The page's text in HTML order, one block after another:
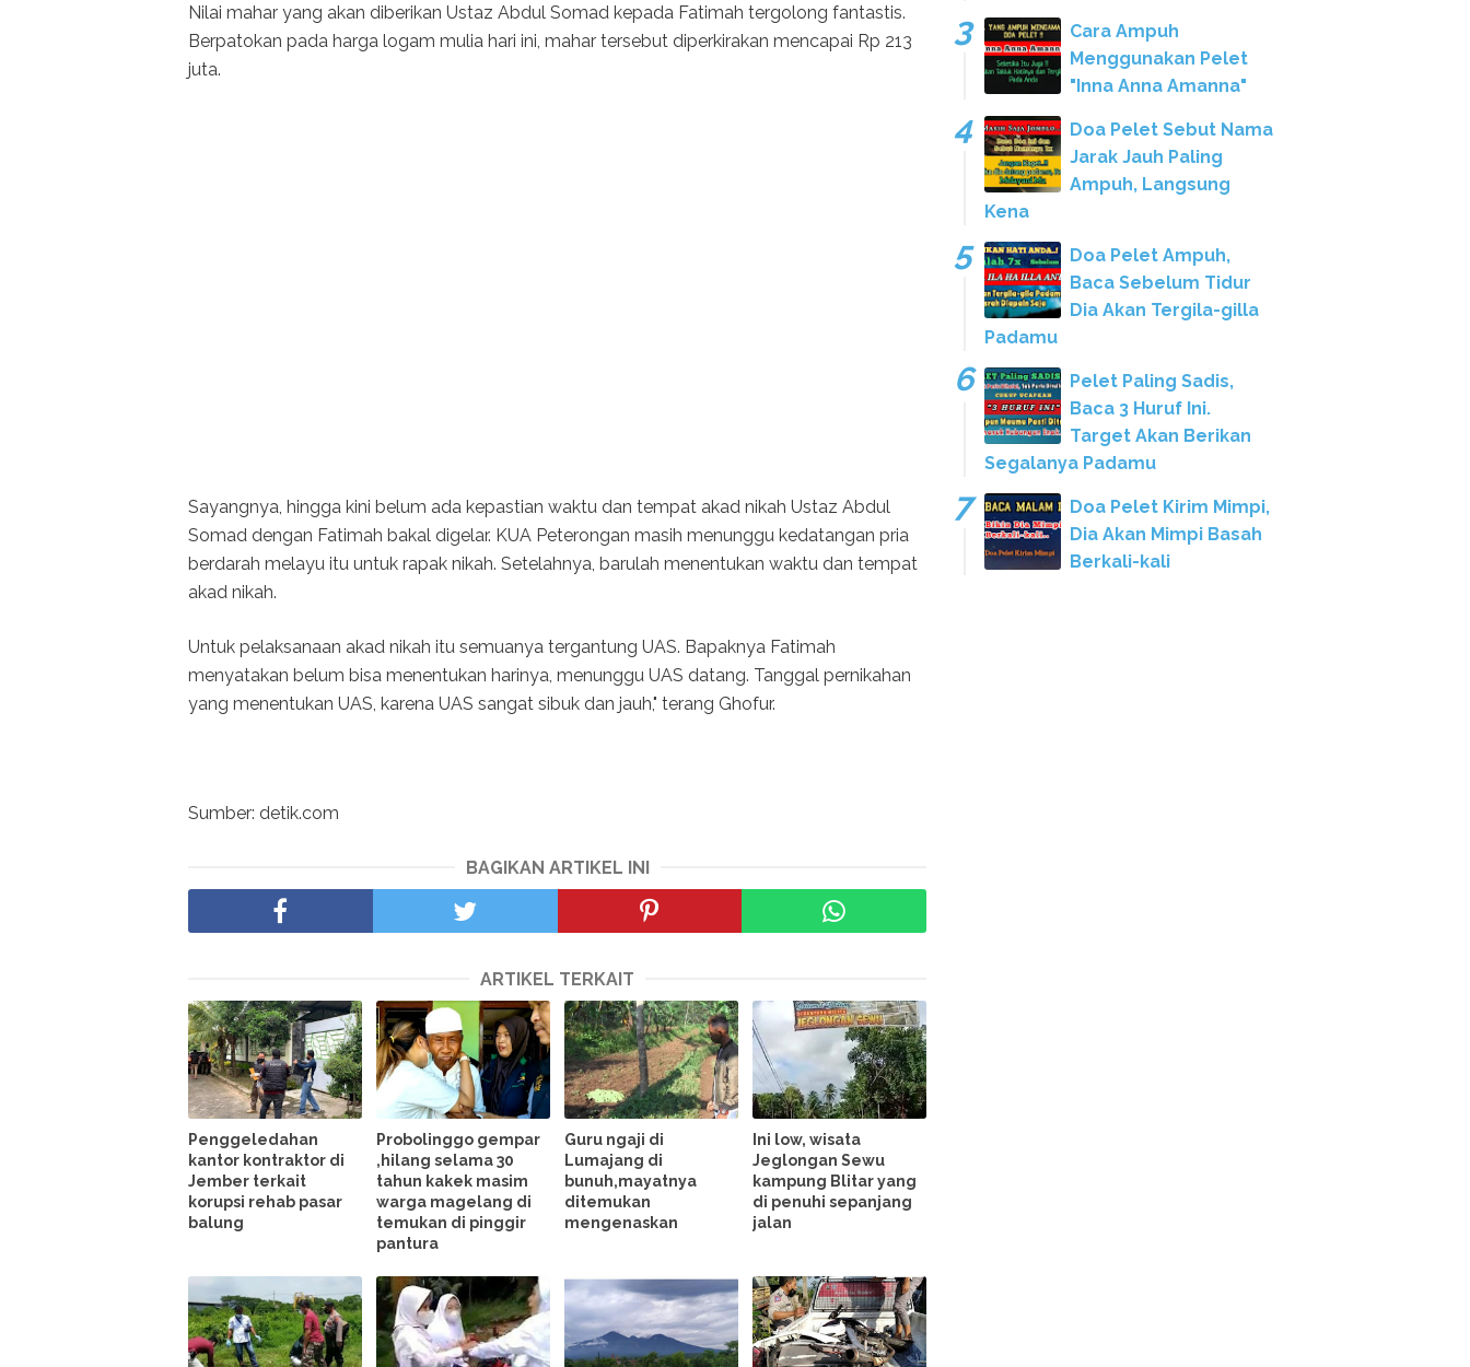
Nilai mahar yang akan diberikan Ustaz Abdul Somad kepada Fatimah tergolong fantastis.
Berpatokan pada harga logam mulia hari ini, mahar tersebut diperkirakan mencapai Rp 213
juta.
Sayangnya, hingga kini belum ada kepastian waktu dan tempat akad nikah Ustaz Abdul
Somad dengan Fatimah bakal digelar. KUA Peterongan masih menunggu kedatangan pria
berdarah melayu itu untuk rapak nikah. Setelahnya, barulah menentukan waktu dan tempat
akad nikah.
Untuk pelaksanaan akad nikah itu semuanya tergantung UAS. Bapaknya Fatimah
menyatakan belum bisa menentukan harinya, menunggu UAS datang. Tanggal pernikahan
yang menentukan UAS, karena UAS sangat sibuk dan jauh," terang Ghofur.
Sumber: detik.com
BAGIKAN ARTIKEL INI
ARTIKEL TERKAIT
Penggeledahan
kantor kontraktor di
Jember terkait
korupsi rehab pasar
balung
Probolinggo gempar
,hilang selama 30
tahun kakek masim
warga magelang di
temukan di pinggir
pantura
Guru ngaji di
Lumajang di
bunuh,mayatnya
ditemukan
mengenaskan
Ini low, wisata
Jeglongan Sewu
kampung Blitar yang
di penuhi sepanjang
jalan
Cara Ampuh
Menggunakan Pelet
"Inna Anna Amanna"
Doa Pelet Sebut Nama
Jarak Jauh Paling
Ampuh, Langsung
Kena
Doa Pelet Ampuh,
Baca Sebelum Tidur
Dia Akan Tergila-gilla
Padamu
Pelet Paling Sadis,
Baca 3 Huruf Ini.
Target Akan Berikan
Segalanya Padamu
Doa Pelet Kirim Mimpi,
Dia Akan Mimpi Basah
Berkali-kali